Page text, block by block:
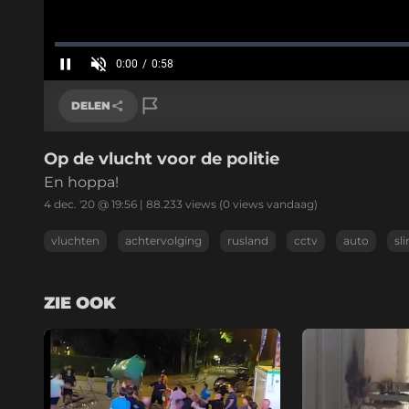
Huidige
tijd
0:00 / 0:59
Geladen:
0.00%
DELEN
Link kopiëren
Op de vlucht voor de politie
En hoppa!
4 dec. '20 @ 19:56 | 88.233 views (0 views vandaag)
vluchten achtervolging rusland cctv auto
ZIE OOK